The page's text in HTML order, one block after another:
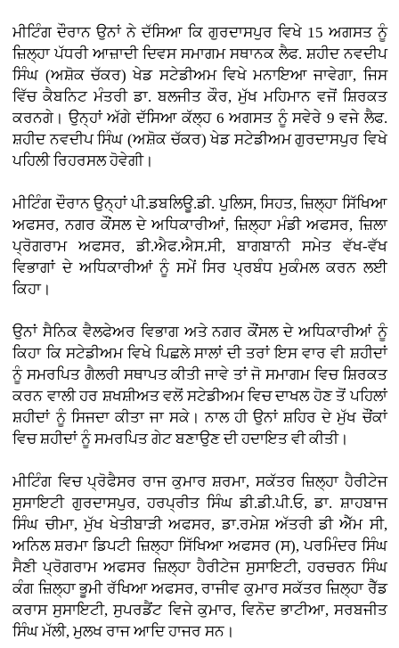
ਮੀਟਿੰਗ ਦੌਰਾਨ ਉਨਾਂ ਨੇ ਦੱਸਿਆ ਕਿ ਗੁਰਦਾਸਪੁਰ ਵਿਖੇ 15 ਅਗਸਤ ਨੂੰ
ਜ਼ਿਲ੍ਹਾ ਪੱਧਰੀ ਆਜ਼ਾਦੀ ਦਿਵਸ ਸਮਾਗਮ ਸਥਾਨਕ ਲੈਫ. ਸ਼ਹੀਦ ਨਵਦੀਪ
ਸਿੰਘ (ਅਸ਼ੋਕ ਚੱਕਰ) ਖੇਡ ਸਟੇਡੀਅਮ ਵਿਖੇ ਮਨਾਇਆ ਜਾਵੇਗਾ, ਜਿਸ
ਵਿੱਚ ਕੈਬਨਿਟ ਮੰਤਰੀ ਡਾ. ਬਲਜੀਤ ਕੌਰ, ਮੁੱਖ ਮਹਿਮਾਨ ਵਜੋਂ ਸ਼ਿਰਕਤ
ਕਰਨਗੇ। ਉਨ੍ਹਾਂ ਅੱਗੇ ਦੱਸਿਆ ਕੱਲ੍ਹ 6 ਅਗਸਤ ਨੂੰ ਸਵੇਰੇ 9 ਵਜੇ ਲੈਫ.
ਸ਼ਹੀਦ ਨਵਦੀਪ ਸਿੰਘ (ਅਸ਼ੋਕ ਚੱਕਰ) ਖੇਡ ਸਟੇਡੀਅਮ ਗੁਰਦਾਸਪੁਰ ਵਿਖੇ
ਪਹਿਲੀ ਰਿਹਰਸਲ ਹੋਵੇਗੀ।
ਮੀਟਿੰਗ ਦੌਰਾਨ ਉਨ੍ਹਾਂ ਪੀ.ਡਬਲਿਊ.ਡੀ. ਪੁਲਿਸ, ਸਿਹਤ, ਜ਼ਿਲ੍ਹਾ ਸਿੱਖਿਆ
ਅਫਸਰ, ਨਗਰ ਕੌਂਸਲ ਦੇ ਅਧਿਕਾਰੀਆਂ, ਜ਼ਿਲ੍ਹਾ ਮੰਡੀ ਅਫਸਰ, ਜ਼ਿਲਾ
ਪ੍ਰੋਗਰਾਮ ਅਫਸਰ, ਡੀ.ਐਫ.ਐਸ.ਸੀ, ਬਾਗਬਾਨੀ ਸਮੇਤ ਵੱਖ-ਵੱਖ
ਵਿਭਾਗਾਂ ਦੇ ਅਧਿਕਾਰੀਆਂ ਨੂੰ ਸਮੇਂ ਸਿਰ ਪ੍ਰਬੰਧ ਮੁਕੰਮਲ ਕਰਨ ਲਈ
ਕਿਹਾ।
ਉਨਾਂ ਸੈਨਿਕ ਵੈਲਫੇਅਰ ਵਿਭਾਗ ਅਤੇ ਨਗਰ ਕੌਂਸਲ ਦੇ ਅਧਿਕਾਰੀਆਂ ਨੂੰ
ਕਿਹਾ ਕਿ ਸਟੇਡੀਅਮ ਵਿਖੇ ਪਿਛਲੇ ਸਾਲਾਂ ਦੀ ਤਰਾਂ ਇਸ ਵਾਰ ਵੀ ਸ਼ਹੀਦਾਂ
ਨੂੰ ਸਮਰਪਿਤ ਗੈਲਰੀ ਸਥਾਪਤ ਕੀਤੀ ਜਾਵੇ ਤਾਂ ਜੋ ਸਮਾਗਮ ਵਿਚ ਸ਼ਿਰਕਤ
ਕਰਨ ਵਾਲੀ ਹਰ ਸ਼ਖਸ਼ੀਅਤ ਵਲੋਂ ਸਟੇਡੀਅਮ ਵਿਚ ਦਾਖਲ ਹੋਣ ਤੋਂ ਪਹਿਲਾਂ
ਸ਼ਹੀਦਾਂ ਨੂੰ ਸਿਜਦਾ ਕੀਤਾ ਜਾ ਸਕੇ। ਨਾਲ ਹੀ ਉਨਾਂ ਸ਼ਹਿਰ ਦੇ ਮੁੱਖ ਚੌਂਕਾਂ
ਵਿਚ ਸ਼ਹੀਦਾਂ ਨੂੰ ਸਮਰਪਿਤ ਗੇਟ ਬਣਾਉਣ ਦੀ ਹਦਾਇਤ ਵੀ ਕੀਤੀ।
ਮੀਟਿੰਗ ਵਿਚ ਪ੍ਰੋਫੈਸਰ ਰਾਜ ਕੁਮਾਰ ਸ਼ਰਮਾ, ਸਕੱਤਰ ਜ਼ਿਲ੍ਹਾ ਹੈਰੀਟੇਜ
ਸੁਸਾਇਟੀ ਗੁਰਦਾਸਪੁਰ, ਹਰਪ੍ਰੀਤ ਸਿੰਘ ਡੀ.ਡੀ.ਪੀ.ਓ, ਡਾ. ਸ਼ਾਹਬਾਜ
ਸਿੰਘ ਚੀਮਾ, ਮੁੱਖ ਖੇਤੀਬਾੜੀ ਅਫਸਰ, ਡਾ.ਰਮੇਸ਼ ਅੱਤਰੀ ਡੀ ਐੱਮ ਸੀ,
ਅਨਿਲ ਸ਼ਰਮਾ ਡਿਪਟੀ ਜ਼ਿਲ੍ਹਾ ਸਿੱਖਿਆ ਅਫਸਰ (ਸ), ਪਰਮਿੰਦਰ ਸਿੰਘ
ਸੈਣੀ ਪ੍ਰੋਗਰਾਮ ਅਫਸਰ ਜ਼ਿਲ੍ਹਾ ਹੈਰੀਟੇਜ ਸੁਸਾਇਟੀ, ਹਰਚਰਨ ਸਿੰਘ
ਕੰਗ ਜ਼ਿਲ੍ਹਾ ਭੂਮੀ ਰੱਖਿਆ ਅਫਸਰ, ਰਾਜੀਵ ਕੁਮਾਰ ਸਕੱਤਰ ਜ਼ਿਲ੍ਹਾ ਰੈੱਡ
ਕਰਾਸ ਸੁਸਾਇਟੀ, ਸੁਪਰਡੈਂਟ ਵਿਜੇ ਕੁਮਾਰ, ਵਿਨੋਦ ਭਾਟੀਆ, ਸਰਬਜੀਤ
ਸਿੰਘ ਮੱਲੀ, ਮੁਲਖ ਰਾਜ ਆਦਿ ਹਾਜਰ ਸਨ।